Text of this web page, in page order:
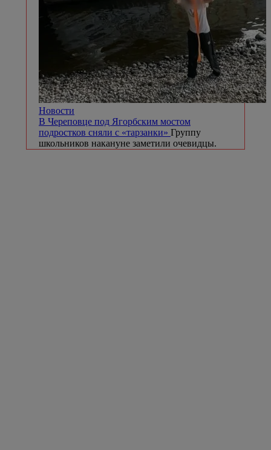
Новости
В Череповце под Ягорбским мостом
подростков сняли с «тарзанки» Группу
школьников накануне заметили очевидцы.